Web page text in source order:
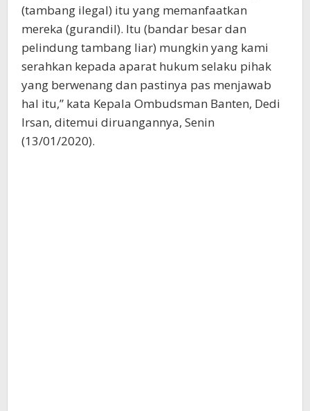
(tambang ilegal) itu yang memanfaatkan
mereka (gurandil). Itu (bandar besar dan
pelindung tambang liar) mungkin yang kami
serahkan kepada aparat hukum selaku pihak
yang berwenang dan pastinya pas menjawab
hal itu,” kata Kepala Ombudsman Banten, Dedi
Irsan, ditemui diruangannya, Senin
(13/01/2020).